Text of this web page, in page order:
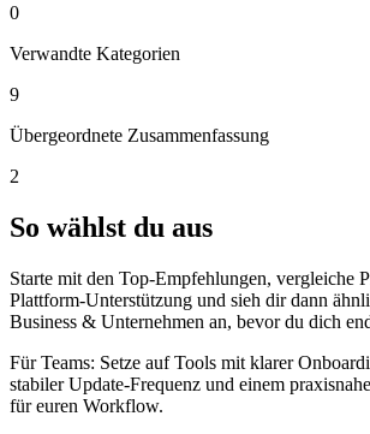
0
Verwandte Kategorien
9
Übergeordnete Zusammenfassung
2
So wählst du aus
Starte mit den Top-Empfehlungen, vergleiche
Plattform-Unterstützung und sieh dir dann
Business & Unternehmen an, bevor du dich
Für Teams: Setze auf Tools mit klarer
stabiler Update-Frequenz und einem
für euren Workflow.